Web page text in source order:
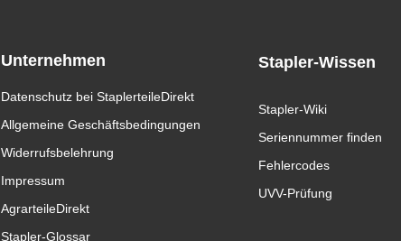
Unternehmen
Datenschutz bei StaplerteileDirekt
Allgemeine Geschäftsbedingungen
Widerrufsbelehrung
Impressum
AgrarteileDirekt
Stapler-Glossar
Stapler-Wissen
Stapler-Wiki
Seriennummer finden
Fehlercodes
UVV-Prüfung